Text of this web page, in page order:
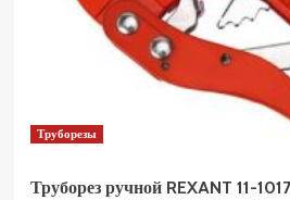
Труборезы
Труборез ручной REXANT 11-